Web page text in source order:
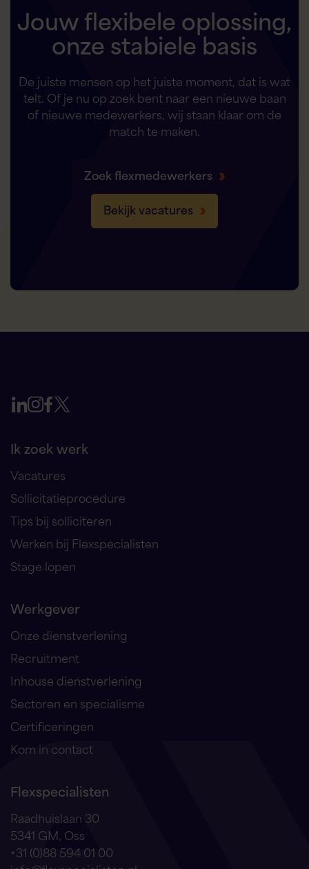
Jouw flexibele oplossing,
onze stabiele basis
De juiste mensen op het juiste moment, dat is wat
telt. Of je nu op zoek bent naar een nieuwe baan
of nieuwe medewerkers, wij staan klaar om de
match te maken.
Zoek flexmedewerkers
Bekijk vacatures
Ik zoek werk
Vacatures
Sollicitatieprocedure
Tips bij solliciteren
Werken bij Flexspecialisten
Stage lopen
Werkgever
Onze dienstverlening
Recruitment
Inhouse dienstverlening
Sectoren en specialisme
Certificeringen
Kom in contact
Flexspecialisten
Raadhuislaan 30
5341 GM, Oss
+31 (0)88 594 01 00